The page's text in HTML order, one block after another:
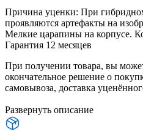
Причина уценки: При
проявляются артефакты на
Мелкие царапины на корпусе.
Гарантия 12 месяцев
При получении товара, вы
окончательное решение о
самовывоза, доставка
Развернуть описание